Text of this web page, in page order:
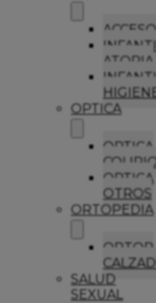
ATOPIA
OPTICA
OPTICA
OPTICA
OTROS
ORTOPEDIA
ORTOP
SALUD
SEXUAL